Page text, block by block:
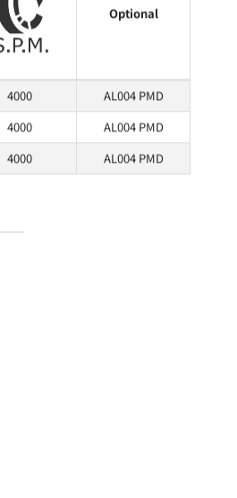
Optional
4000
AL004 PMD
4000
AL004 PMD
4000 AL004 PMD